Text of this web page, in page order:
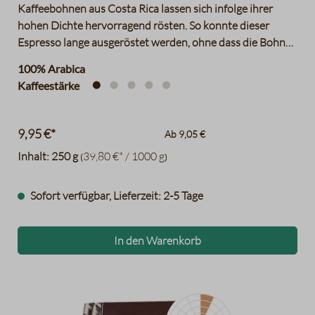
Kaffeebohnen aus Costa Rica lassen sich infolge ihrer
hohen Dichte hervorragend rösten. So konnte dieser
Espresso lange ausgeröstet werden, ohne dass die Bohnen
malzigwürziger Espresso mit Anklängen von Rohrzucker
und Cola.
100% Arabica
Kaffeestärke
Inhalt: 250 g (39,80 €* / 1000 g)
9,95 €* Ab 9,05 €
Sofort verfügbar, Lieferzeit: 2-5 Tage
In den Warenkorb